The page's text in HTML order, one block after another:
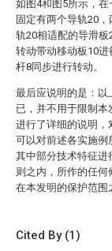
如图4和图5所示，
固定有两个导轨20
轨20相适配的导滑
转动带动移动板10
杆8同步进行转动。
最后应说明的是：以
已，并不用于限制本
进行了详细的说明，
可以对前述各实施例
其中部分技术特征进
则之内，所作的任
在本发明的保护范围
Cited By (1)